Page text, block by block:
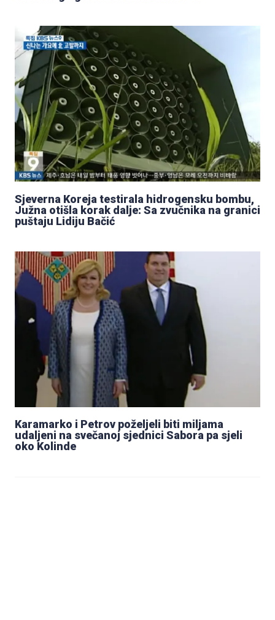
Sjeverna Koreja testirala hidrogensku bombu,
Južna otišla korak dalje: Sa zvučnika na granici
puštaju Lidiju Bačić
Karamarko i Petrov poželjeli biti miljama
udaljeni na svečanoj sjednici Sabora pa sjeli
oko Kolinde